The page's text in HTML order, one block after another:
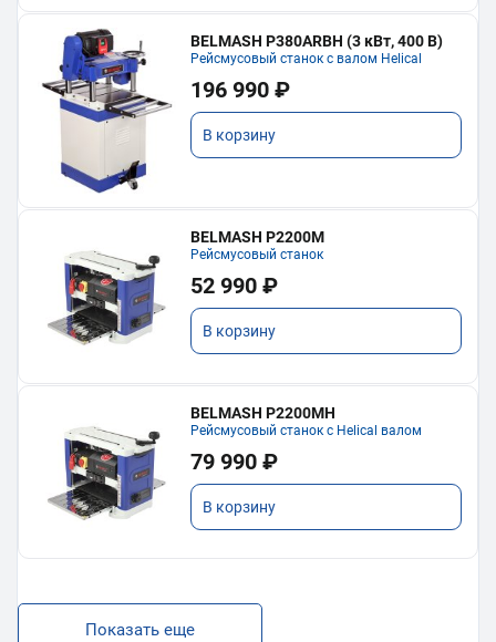
BELMASH P380ARBH (3 кВт, 400 В)
Рейсмусовый станок с валом Helical
196 990 ₽
В корзину
BELMASH P2200M
Рейсмусовый станок
52 990 ₽
В корзину
BELMASH P2200MH
Рейсмусовый станок с Helical валом
79 990 ₽
В корзину
Показать еще